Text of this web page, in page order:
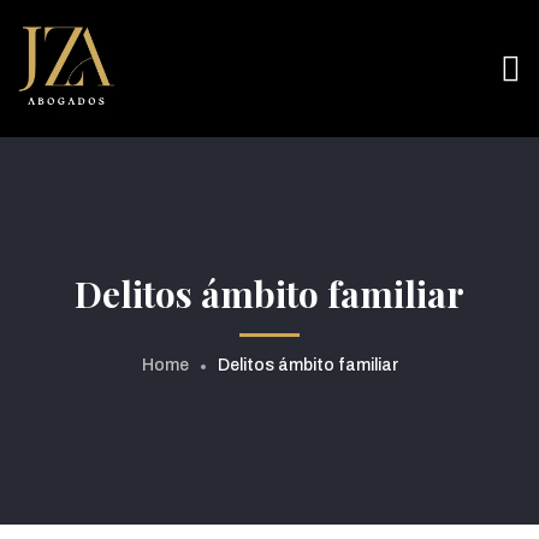
Delitos ámbito familiar
Home Delitos ámbito familiar